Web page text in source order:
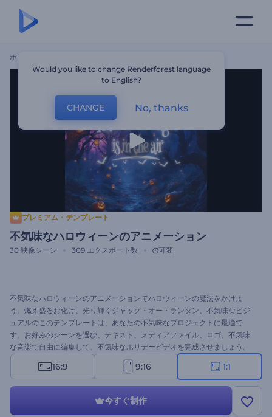
ホーム
プレミアム・テンプレート
不気味なハロウィーンのアニメーション
30 映像シーン 309 エクスポート数 可変
不気味なハロウィーンのアニメーションでハロウィーンの魔法をかけよ
う。燃え盛るお化け、光り輝くジャック・オー・ランタン、不気味なビジ
ュアルのこのテンプレートは、あなたの不気味なプロジェクトに最適で
す。お好みのシーンを選び、テキスト、メディアファイル、ロゴ、不気味
な音楽で自由に編集して、不気味なホリデービデオを完成させましょう。
ハロウィンパーティーの招待状、グリーティングビデオ、ホラーをテーマ
にしたイントロなど、さまざまなプロジェクトに最適です。今すぐお試し
16:9 9:16 1:1
今すぐ制作
Would you like to change Renderforest language
to English?
CHANGE No, thanks